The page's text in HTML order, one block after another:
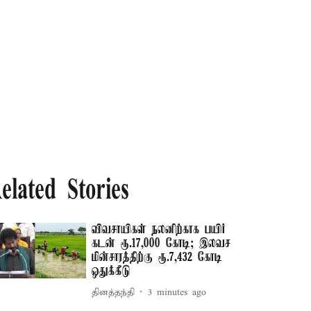
Stories
விவசாயிகள் நலனிற்காக பயிர்
கடன் ரூ.17,000 கோடி; இலவச
மின்சாரத்திற்கு ரூ.7,432 கோடி
ஒதுக்கீடு
தினத்தந்தி 3 minutes ago